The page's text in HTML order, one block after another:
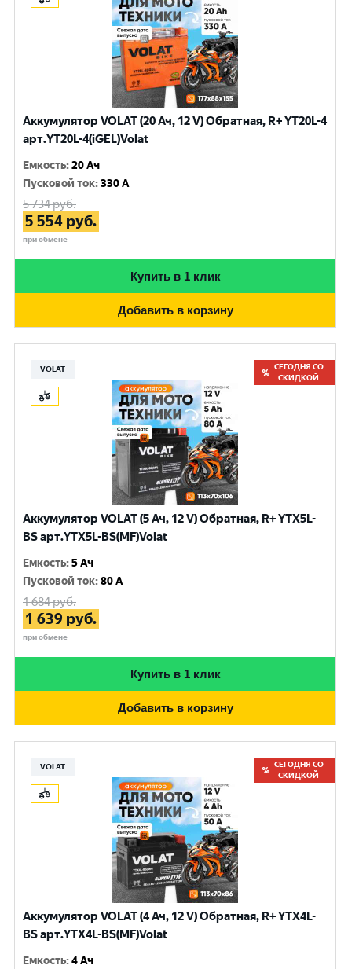
Аккумулятор VOLAT (20 Ач, 12 V) Обратная, R+ YT20L-4
арт.YT20L-4(iGEL)Volat
Емкость:20 Ач
Пусковой ток:330 A
5 734руб.
5 554 руб.
при обмене
Купить в 1 клик
Добавить в корзину
VOLAT
СЕГОДНЯ СО
СКИДКОЙ
Аккумулятор VOLAT (5 Ач, 12 V) Обратная, R+ YTX5L-
BS арт.YTX5L-BS(MF)Volat
Емкость:5 Ач
Пусковой ток:80 A
1 684руб.
1 639 руб.
при обмене
Купить в 1 клик
Добавить в корзину
VOLAT
СЕГОДНЯ СО
СКИДКОЙ
Аккумулятор VOLAT (4 Ач, 12 V) Обратная, R+ YTX4L-
BS арт.YTX4L-BS(MF)Volat
Емкость:4 Ач